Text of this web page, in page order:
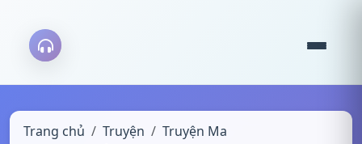
Trang chủ Truyện
Truyện Ma